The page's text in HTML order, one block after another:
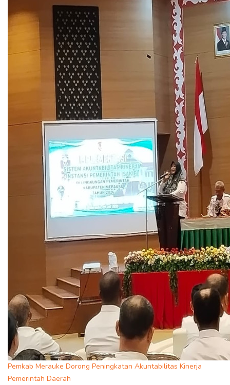
Pemkab Merauke Dorong Peningkatan Akuntabilitas Kinerja
Pemerintah Daerah